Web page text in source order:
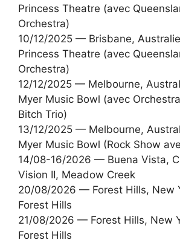
Princess Theatre (avec
Orchestra)
10/12/2025 — Brisbane,
Princess Theatre (avec
Orchestra)
12/12/2025 — Melbourne,
Myer Music Bowl (avec
Bitch Trio)
13/12/2025 — Melbourne,
Myer Music Bowl (Rock Show
14/08-16/2026 — Buena Vista,
Vision II, Meadow Creek
20/08/2026 — Forest Hills, New
Forest Hills
21/08/2026 — Forest Hills, New
Forest Hills